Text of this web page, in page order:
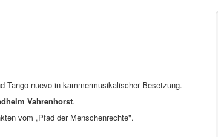
Tango nuevo in kammermusikalischer Besetzung.
Vahrenhorst.
vom „Pfad der Menschenrechte".